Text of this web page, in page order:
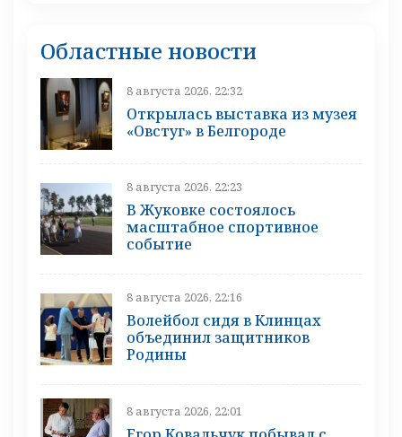
Областные новости
8 августа 2026, 22:32
Открылась выставка из музея
«Овстуг» в Белгороде
8 августа 2026, 22:23
В Жуковке состоялось
масштабное спортивное
событие
8 августа 2026, 22:16
Волейбол сидя в Клинцах
объединил защитников
Родины
8 августа 2026, 22:01